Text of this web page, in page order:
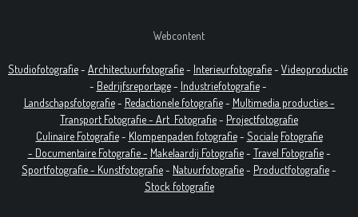
Webcontent
Studiofotografie- Architectuurfotografie- Interieurfotografie- Videoproductie
- Bedrijfsreportage- Industriefotografie-
Landschapsfotografie- Redactionele fotografie- Multimedia producties -
Transport Fotografie - Art Fotografie- Projectfotografie
Culinaire Fotografie- Klompenpaden fotografie- Sociale Fotografie
- Documentaire Fotografie- Makelaardij Fotografie- Travel Fotografie-
Sportfotografie - Kunstfotografie- Natuurfotografie- Productfotografie-
Stock fotografie